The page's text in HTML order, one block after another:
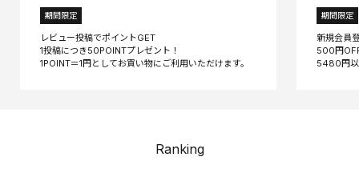
期間限定
レビュー投稿でポイントGET
1投稿につき50POINTプレゼント！
期間限定
新規会員
500円
Ranking